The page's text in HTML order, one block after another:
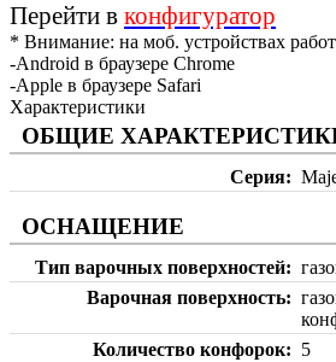
Перейти в конфигуратор
* Внимание: на моб. устройствах
-Android в браузере Chrome
-Apple в браузере Safari
Характеристики
ОБЩИЕ
Серия
ОСНАЩЕНИЕ
Тип варочных поверхностей
Варочная поверхность
Количество конфорок
5